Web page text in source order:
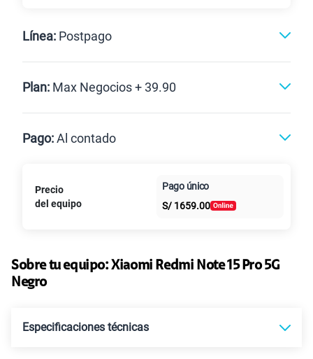
Línea: Postpago
Plan: Max Negocios + 39.90
Paga solo
10GBen alta velocidad
S/
Paga solo S/49.90
Pago:Al contado
Al contado Cuotas Claro
intereses
Precio
del equipo
Pago único
S/ 1659.00
Sobre tu equipo:Xiaomi Redmi Note 15 Pro 5G
Negro
Especificaciones técnicas